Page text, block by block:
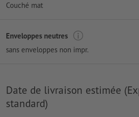
Couché mat
Enveloppes neutres
sans enveloppes non impr.
Date de livraison estimée
standard)